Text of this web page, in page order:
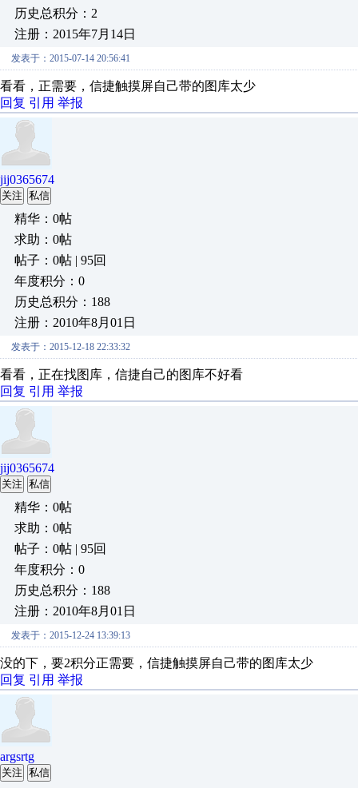
历史总积分：2
注册：2015年7月14日
发表于：2015-07-14 20:56:41
看看，正需要，信捷触摸屏自己带的图库太少
回复 引用 举报
jij0365674
关注 私信
精华：0帖
求助：0帖
帖子：0帖 | 95回
年度积分：0
历史总积分：188
注册：2010年8月01日
发表于：2015-12-18 22:33:32
看看，正在找图库，信捷自己的图库不好看
回复 引用 举报
jij0365674
关注 私信
精华：0帖
求助：0帖
帖子：0帖 | 95回
年度积分：0
历史总积分：188
注册：2010年8月01日
发表于：2015-12-24 13:39:13
没的下，要2积分正需要，信捷触摸屏自己带的图库太少
回复 引用 举报
argsrtg
关注 私信